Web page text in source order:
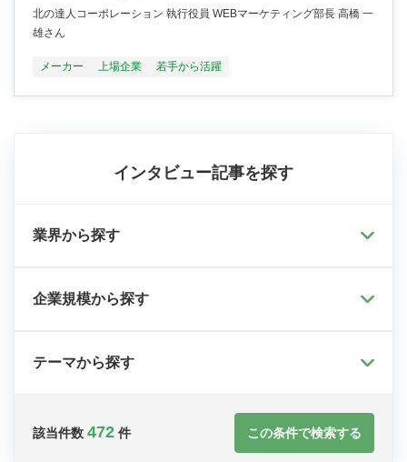
北の達人コーポレーション 執行役員 WEBマーケティング部長 高橋 一
雄さん
メーカー 上場企業 若手から活躍
インタビュー記事を探す
業界から探す
企業規模から探す
テーマから探す
該当件数 472 件 この条件で検索する